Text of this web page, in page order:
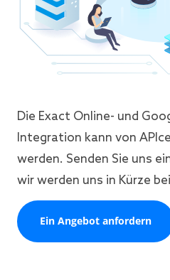
Die Exact Online- und
Integration kann von
werden. Senden Sie uns
wir werden uns in Kürze
Ein Angebot anfordern